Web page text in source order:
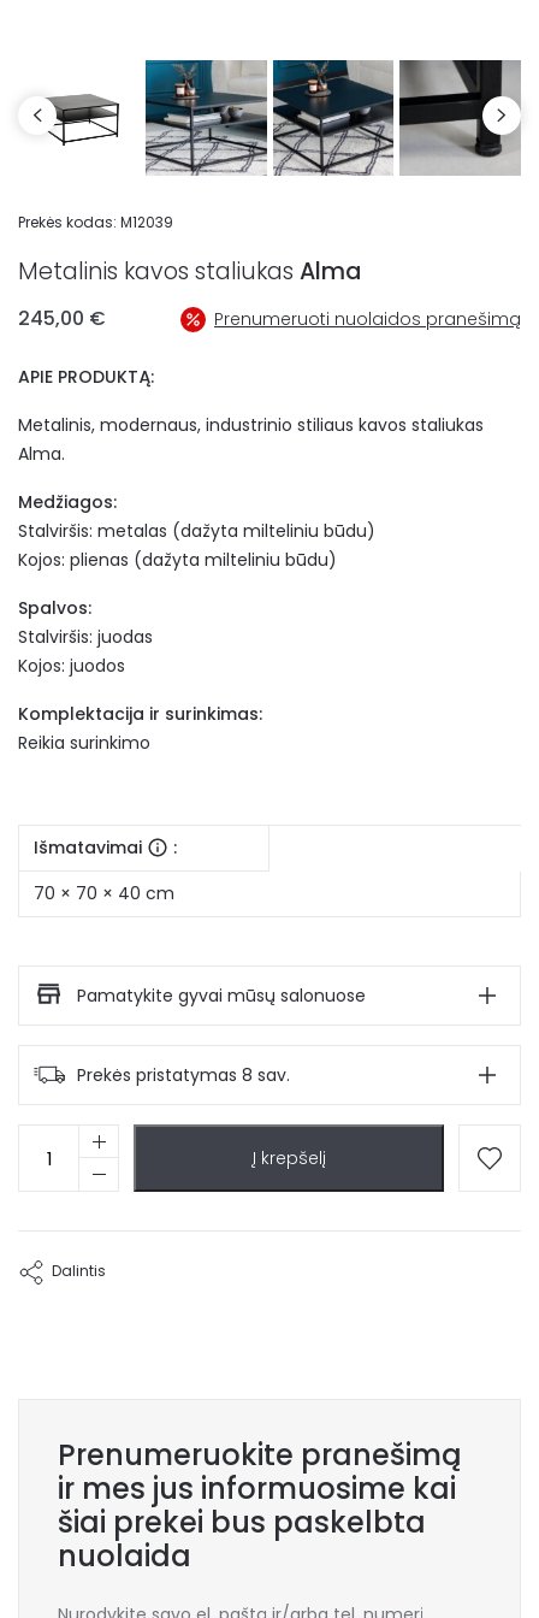
Prekės kodas: M12039
Metalinis kavos staliukas Alma
245,00 € Prenumeruoti nuolaidos pranešimą
APIE PRODUKTĄ:
Metalinis, modernaus, industrinio stiliaus kavos staliukas
Alma.
Medžiagos:
Stalviršis: metalas (dažyta milteliniu būdu)
Kojos: plienas (dažyta milteliniu būdu)
Spalvos:
Stalviršis: juodas
Kojos: juodos
Komplektacija ir surinkimas:
Reikia surinkimo
Išmatavimai
:
70 × 70 × 40 cm
Pamatykite gyvai mūsų salonuose
Prekės pristatymas 8 sav.
produkto
kiekis:
Alma
Į krepšelį
Dalintis
Prenumeruokite pranešimą
ir mes jus informuosime kai
šiai prekei bus paskelbta
nuolaida